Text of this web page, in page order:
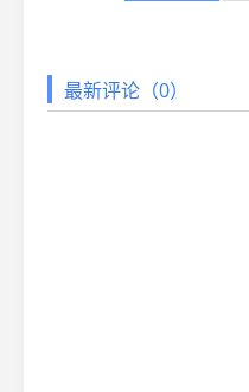
最新评论（0）